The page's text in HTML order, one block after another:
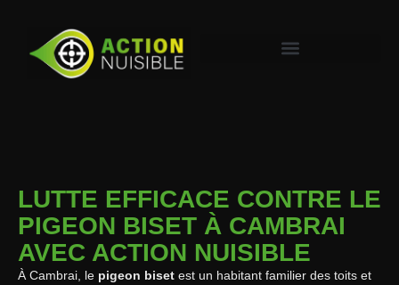
LUTTE EFFICACE CONTRE LE
PIGEON BISET À CAMBRAI
AVEC ACTION NUISIBLE
À Cambrai, le pigeon biset est un habitant familier des toits et